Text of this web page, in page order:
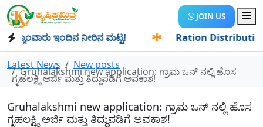
JOIN US
ಇಂದಿನ ನೀರಿನ ಮಟ್ಟ! Ration Distribution-
Latest News New posts
Gruhalakshmi new application: ಗ್ರಾಮ ಒನ್ ನಲ್ಲಿ ಹೊಸ
ಗೃಹಲಕ್ಷ್ಮಿ ಅರ್ಜಿ ಮತ್ತು ತಿದ್ದುಪಡಿಗೆ ಅವಕಾಶ!
Gruhalakshmi new application: ಗ್ರಾಮ ಒನ್ ನಲ್ಲಿ ಹೊಸ
ಗೃಹಲಕ್ಷ್ಮಿ ಅರ್ಜಿ ಮತ್ತು ತಿದ್ದುಪಡಿಗೆ ಅವಕಾಶ!